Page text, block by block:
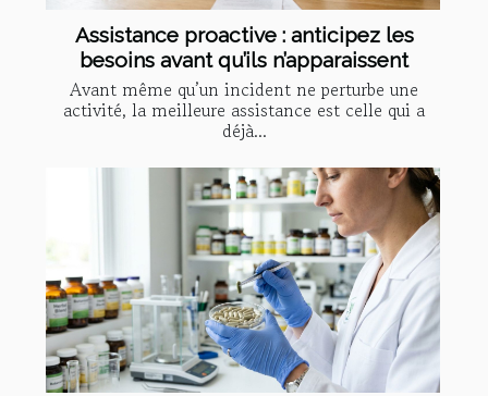
Assistance proactive : anticipez les
besoins avant qu’ils n’apparaissent
Avant même qu’un incident ne perturbe une
activité, la meilleure assistance est celle qui a
déjà...